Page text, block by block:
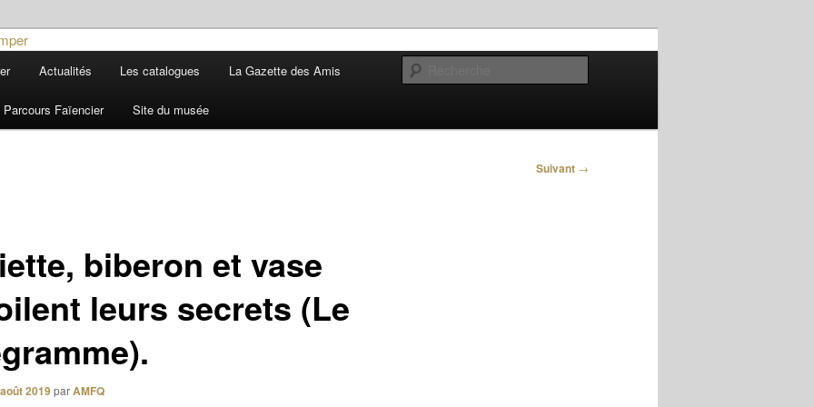
et de la Faïence de Quimper
Actualités Les catalogues La Gazette des Amis
Parcours Faïencier Site du musée
Suivant →
biberon et vase
leurs secrets (Le
2019parAMFQ